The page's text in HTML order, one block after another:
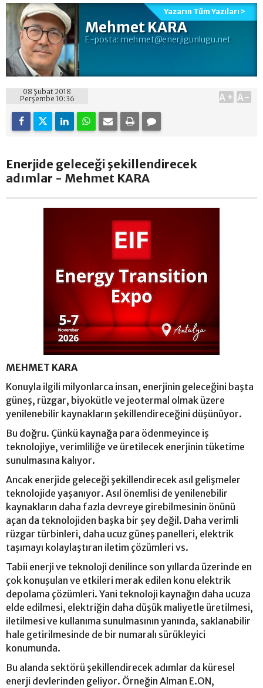
Mehmet KARA
E-posta: mehmet@enerjigunlugu.net
Yazarın Tüm Yazıları >
08 Şubat 2018
Perşembe 10:36
A+ A-
Enerjide geleceği şekillendirecek
adımlar - Mehmet KARA
MEHMET KARA
Konuyla ilgili milyonlarca insan, enerjinin geleceğini başta
güneş, rüzgar, biyokütle ve jeotermal olmak üzere
yenilenebilir kaynakların şekillendireceğini düşünüyor.
Bu doğru. Çünkü kaynağa para ödenmeyince iş
teknolojiye, verimliliğe ve üretilecek enerjinin tüketime
sunulmasına kalıyor.
Ancak enerjide geleceği şekillendirecek asıl gelişmeler
teknolojide yaşanıyor. Asıl önemlisi de yenilenebilir
kaynakların daha fazla devreye girebilmesinin önünü
açan da teknolojiden başka bir şey değil. Daha verimli
rüzgar türbinleri, daha ucuz güneş panelleri, elektrik
taşımayı kolaylaştıran iletim çözümleri vs.
Tabii enerji ve teknoloji denilince son yıllarda üzerinde en
çok konuşulan ve etkileri merak edilen konu elektrik
depolama çözümleri. Yani teknoloji kaynağın daha ucuza
elde edilmesi, elektriğin daha düşük maliyetle üretilmesi,
iletilmesi ve kullanıma sunulmasının yanında, saklanabilir
hale getirilmesinde de bir numaralı sürükleyici
konumunda.
Bu alanda sektörü şekillendirecek adımlar da küresel
enerji devlerinden geliyor. Örneğin Alman E.ON,